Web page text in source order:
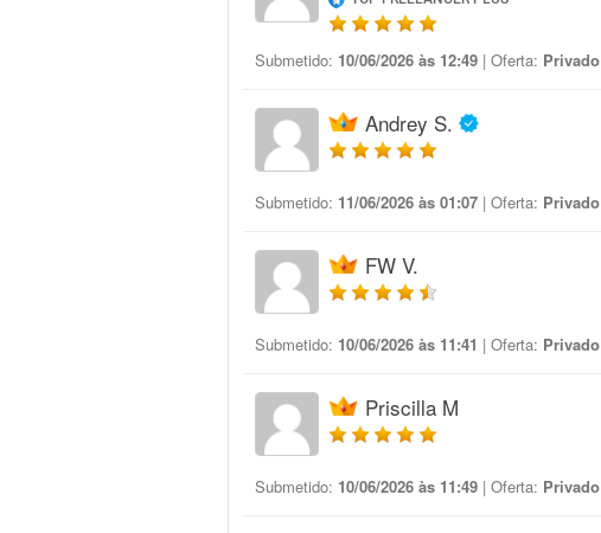
Submetido: 10/06/2026 às 12:49 | Oferta: Privado
Andrey S.
Submetido: 11/06/2026 às 01:07 | Oferta: Privado
FW V.
Submetido: 10/06/2026 às 11:41 | Oferta: Privado
Priscilla M
Submetido: 10/06/2026 às 11:49 | Oferta: Privado